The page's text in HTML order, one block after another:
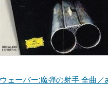
ウェーバー:魔弾の射手 全曲／